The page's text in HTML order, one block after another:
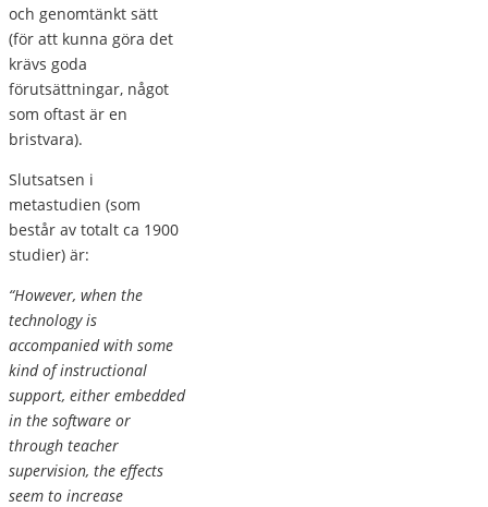
och genomtänkt sätt
(för att kunna göra det
krävs goda
förutsättningar, något
som oftast är en
bristvara).
Slutsatsen i
metastudien (som
består av totalt ca 1900
studier) är:
“However, when the
technology is
accompanied with some
kind of instructional
support, either embedded
in the software or
through teacher
supervision, the effects
seem to increase